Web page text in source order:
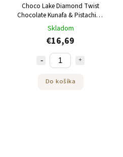
Choco Lake Diamond Twist
Chocolate Kunafa & Pistachio -
mliečne čokoládové pralinky s
náplňou 600g
Skladom
€16,69
Do košíka